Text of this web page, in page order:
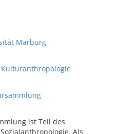
Marburg
Kulturanthropologie
ist Teil des
Als